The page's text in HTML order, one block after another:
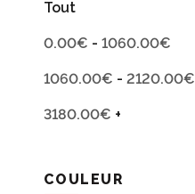
Tout
0.00€ - 1060.00€
1060.00€ - 2120.00€
3180.00€ +
COULEUR